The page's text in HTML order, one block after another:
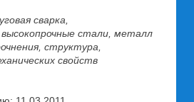
сварка,
высокопрочные стали, металл
структура,
свойств